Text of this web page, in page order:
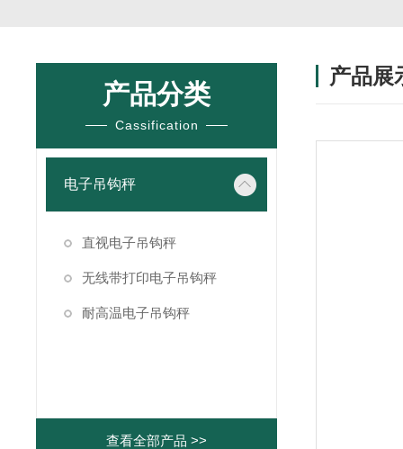
产品分类
Cassification
电子吊钩秤
直视电子吊钩秤
无线带打印电子吊钩秤
耐高温电子吊钩秤
查看全部产品 >>
产品展